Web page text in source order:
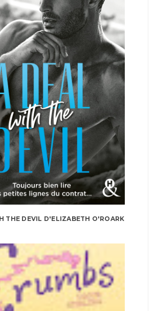
THE DEVIL D'ELIZABETH O'ROARK